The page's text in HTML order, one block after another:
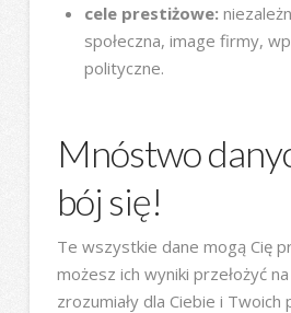
cele prestiżowe:
społeczna, image firmy,
polityczne.
Mnóstwo
bój się!
Te wszystkie dane mogą Cię
możesz ich wyniki przełożyć
zrozumiały dla Ciebie i Twoich